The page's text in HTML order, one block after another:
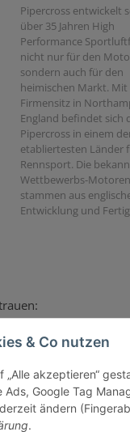
& Co nutzen
„Alle akzeptieren“
Ads, Google Tag
ändern
.
Pipercross entwickelt
über 35 Jahren High
Performance
nicht nur für den
sondern auch für den
heimischen Markt. Mit
Firmensitz in
England befindet sich
Pipercross in einem
etabliertesten Länder
Rennsport. Die
Wettbewerbs-Motoren
stammen aus
Entwicklung und